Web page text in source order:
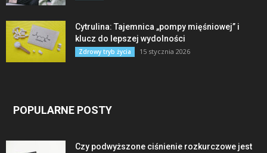
Cytrulina: Tajemnica „pompy mięśniowej” i
klucz do lepszej wydolności
Zdrowy tryb życia 15 stycznia 2026
POPULARNE POSTY
Czy podwyższone ciśnienie rozkurczowe jest